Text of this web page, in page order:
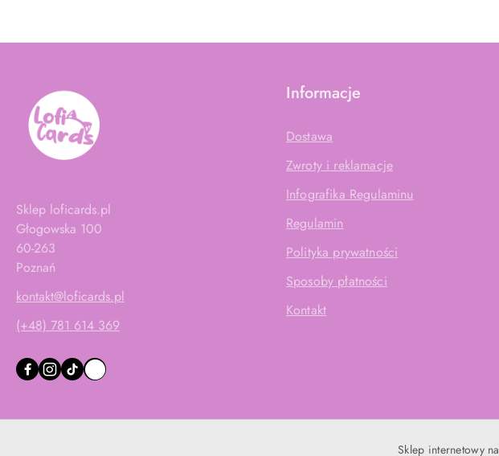
Sklep loficards.pl
Głogowska 100
60-263
Poznań
kontakt@loficards.pl
(+48) 781 614 369
Informacje
Dostawa
Zwroty i reklamacje
Infografika Regulaminu
Regulamin
Polityka prywatności
Sposoby płatności
Kontakt
Sklep internetowy